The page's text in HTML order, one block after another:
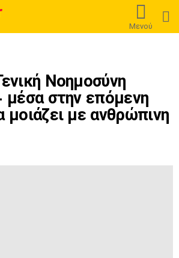
Μενού
Νοημοσύνη
μέσα στην επόμενη
μοιάζει με ανθρώπινη